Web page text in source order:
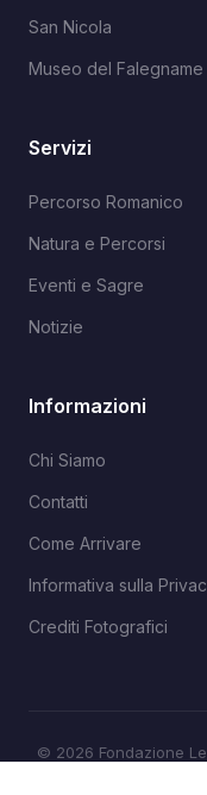
San Nicola
Museo del Falegname
Servizi
Percorso Romanico
Natura e Percorsi
Eventi e Sagre
Notizie
Informazioni
Chi Siamo
Contatti
Come Arrivare
Informativa sulla
Crediti Fotografici
© 2026 Fondazione